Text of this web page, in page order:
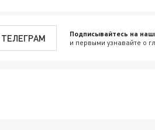
ТЕЛЕГРАМ Подписывайтесь на
и первыми узнавайте о